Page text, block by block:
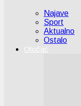
Najave
Sport
Aktualno
Ostalo
Otočac